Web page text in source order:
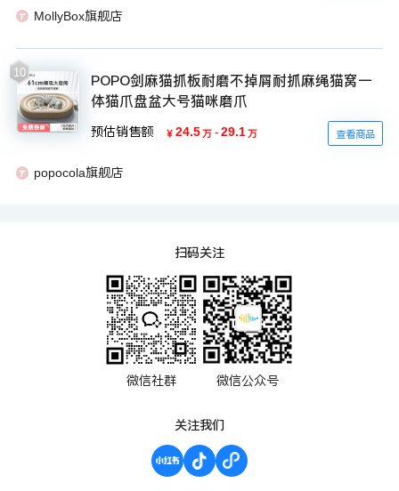
MollyBox旗舰店
10
POPO剑麻猫抓板耐磨不掉屑耐抓麻绳猫窝一
体猫爪盘盆大号猫咪磨爪
预估销售额 ￥ 24.5万 - 29.1万 查看商品
popocola旗舰店
扫码关注
微信社群 微信公众号
关注我们